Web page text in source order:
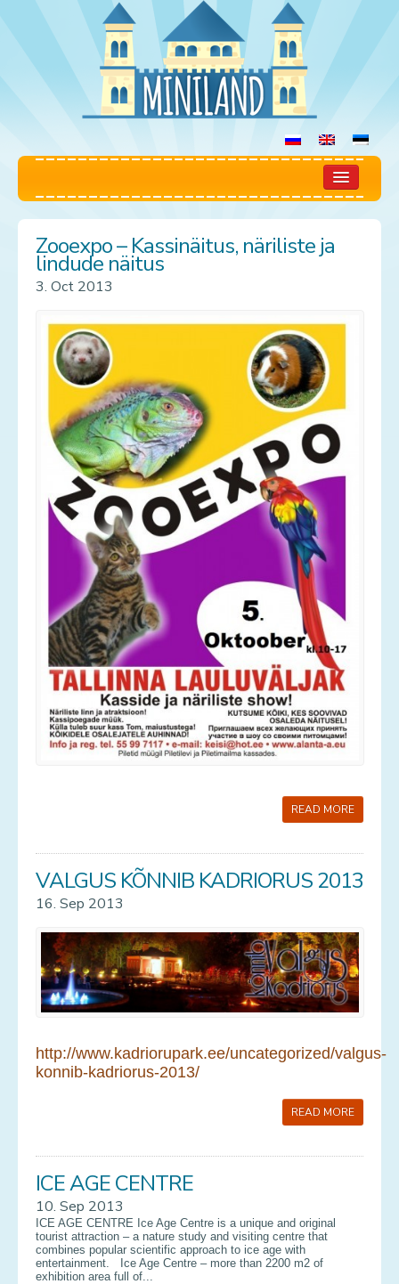
Home
Play Room
Rules
Prices
Booking
Services
Contact
News
Gallery
Old Gallery
Zooexpo – Kassinäitus, näriliste ja
lindude näitus
3. Oct 2013
READ MORE
VALGUS KÕNNIB KADRIORUS 2013
16. Sep 2013
http://www.kadriorupark.ee/uncategorized/valgus-
konnib-kadriorus-2013/
READ MORE
ICE AGE CENTRE
10. Sep 2013
ICE AGE CENTRE Ice Age Centre is a unique and original
tourist attraction – a nature study and visiting centre that
combines popular scientific approach to ice age with
entertainment. Ice Age Centre – more than 2200 m2 of
exhibition area full of...